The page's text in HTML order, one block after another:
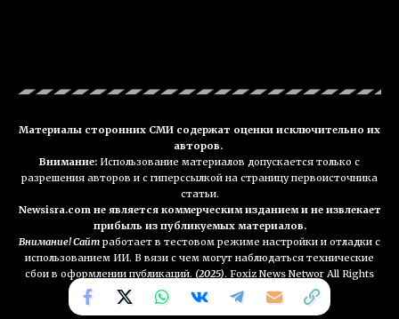
Материалы сторонних СМИ содержат оценки исключительно их
авторов.
Внимание: Использование материалов допускается только с
разрешения авторов и с гиперссылкой на страницу первоисточника
статьи.
Newsisra.com не является коммерческим изданием и не извлекает
прибыль из публикуемых материалов.
Внимание! Сайт работает в тестовом режиме настройки и отладки с
использованием ИИ. В вязи с чем могут наблюдаться технические
сбои в оформлении публикаций. (2025). Foxiz News Networ All Rights
Reserved. NEWSisra.com